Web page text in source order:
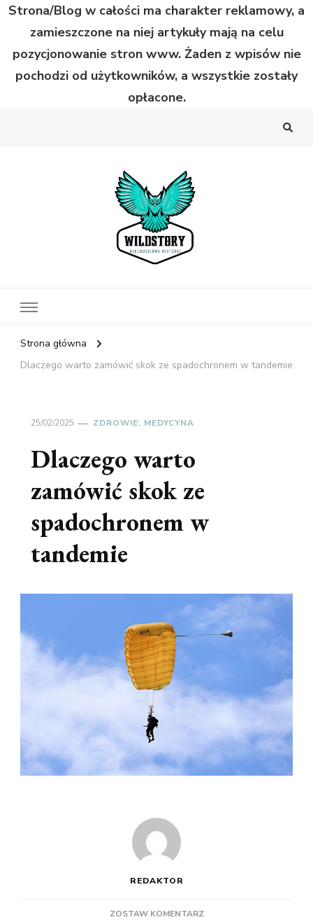
Strona/Blog w całości ma charakter reklamowy, a
zamieszczone na niej artykuły mają na celu
pozycjonowanie stron www. Żaden z wpisów nie
pochodzi od użytkowników, a wszystkie zostały
opłacone.
Strona główna
Dlaczego warto zamówić skok ze spadochronem w tandemie
25/02/2025 ZDROWIE, MEDYCYNA
Dlaczego warto
zamówić skok ze
spadochronem w
tandemie
REDAKTOR
ZOSTAW KOMENTARZDO